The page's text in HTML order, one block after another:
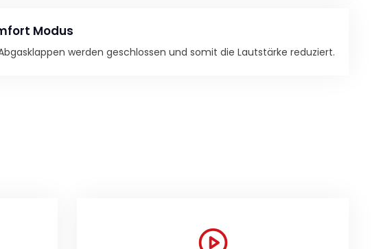
Modus
werden geschlossen und somit die Lautstärke reduziert.